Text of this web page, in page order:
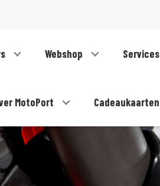
Webshop Services
MotoPort Cadeaukaarten